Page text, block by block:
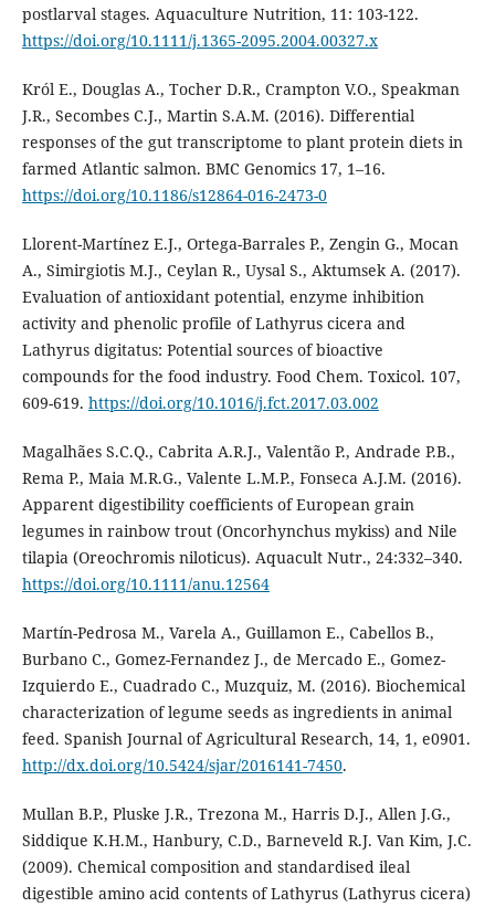
postlarval stages. Aquaculture Nutrition, 11: 103-122.
https://doi.org/10.1111/j.1365-2095.2004.00327.x
Król E., Douglas A., Tocher D.R., Crampton V.O., Speakman
J.R., Secombes C.J., Martin S.A.M. (2016). Differential
responses of the gut transcriptome to plant protein diets in
farmed Atlantic salmon. BMC Genomics 17, 1–16.
https://doi.org/10.1186/s12864-016-2473-0
Llorent-Martínez E.J., Ortega-Barrales P., Zengin G., Mocan
A., Simirgiotis M.J., Ceylan R., Uysal S., Aktumsek A. (2017).
Evaluation of antioxidant potential, enzyme inhibition
activity and phenolic profile of Lathyrus cicera and
Lathyrus digitatus: Potential sources of bioactive
compounds for the food industry. Food Chem. Toxicol. 107,
609-619. https://doi.org/10.1016/j.fct.2017.03.002
Magalhães S.C.Q., Cabrita A.R.J., Valentão P., Andrade P.B.,
Rema P., Maia M.R.G., Valente L.M.P., Fonseca A.J.M. (2016).
Apparent digestibility coefficients of European grain
legumes in rainbow trout (Oncorhynchus mykiss) and Nile
tilapia (Oreochromis niloticus). Aquacult Nutr., 24:332–340.
https://doi.org/10.1111/anu.12564
Martín-Pedrosa M., Varela A., Guillamon E., Cabellos B.,
Burbano C., Gomez-Fernandez J., de Mercado E., Gomez-
Izquierdo E., Cuadrado C., Muzquiz, M. (2016). Biochemical
characterization of legume seeds as ingredients in animal
feed. Spanish Journal of Agricultural Research, 14, 1, e0901.
http://dx.doi.org/10.5424/sjar/2016141-7450.
Mullan B.P., Pluske J.R., Trezona M., Harris D.J., Allen J.G.,
Siddique K.H.M., Hanbury, C.D., Barneveld R.J. Van Kim, J.C.
(2009). Chemical composition and standardised ileal
digestible amino acid contents of Lathyrus (Lathyrus cicera)